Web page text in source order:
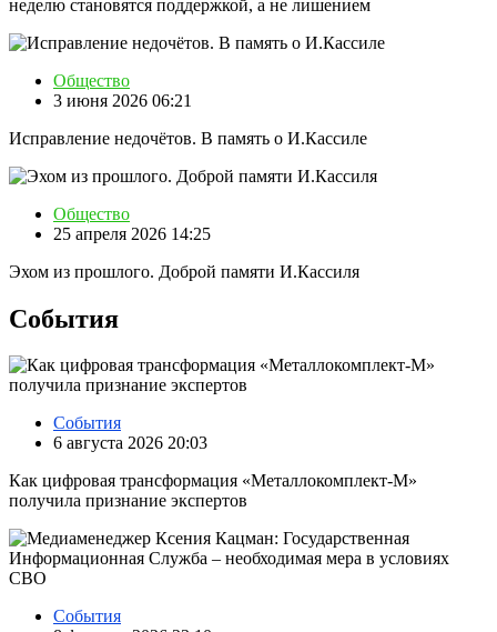
неделю становятся поддержкой, а не лишением
Общество
3 июня 2026 06:21
Исправление недочётов. В память о И.Кассиле
Общество
25 апреля 2026 14:25
Эхом из прошлого. Доброй памяти И.Кассиля
События
События
6 августа 2026 20:03
Как цифровая трансформация «Металлокомплект-М»
получила признание экспертов
События